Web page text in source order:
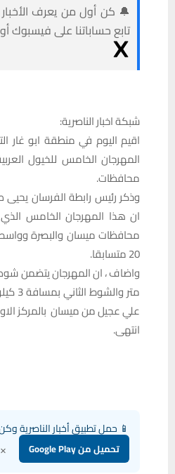
🔔 كن أول من يعرف الأخبار
تابع حساباتنا على فيسبوك
شبكة اخبار الناصرية:
اقيم اليوم في منطقة ابو غار
المهرجان الخامس للخيول
محافظات.
وذكر رئيس رابطة الفرسان يحيى
ان هذا المهرجان الخامس
محافظات ميسان والبصرة
20 متسابقا.
متر
علي عجيل من ميسان بالمركز
انتهى.
📱 حمل تطبيق أخبار الناصرية
تحميل من Google Play ×